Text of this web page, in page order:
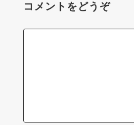
コメントをどうぞ